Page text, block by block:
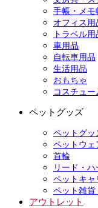
手帳・メモ
オフィス用
トラベル用
車用品
自転車用品
生活用品
おもちゃ
コスチュ
ペットグッズ
ペットグッ
ペットウェ
首輪
リード・ハ
ペットキャ
ペット雑貨
アウトレット